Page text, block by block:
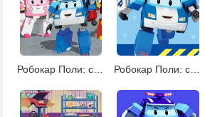
Робокар Поли: спасательные операции Робокар Поли: спасательные операции 2